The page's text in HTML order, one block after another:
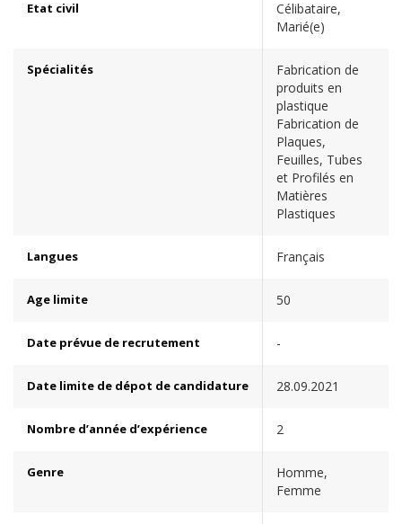
Etat civil
Célibataire,
Marié(e)
Spécialités
Fabrication de
produits en
plastique
Fabrication de
Plaques,
Feuilles, Tubes
et Profilés en
Matières
Plastiques
Langues Français
Age limite 50
Date prévue de recrutement -
Date limite de dépot de candidature 28.09.2021
Nombre d’année d’expérience 2
Genre
Homme,
Femme